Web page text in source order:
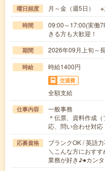
曜日頻度 月～金（週5日） ※
時間
09:00～17:00(実働
きる方も大歓迎！
期間 2026年09月上旬～
時給 時給1400円
交通費
全額支給
仕事内容
一般事務
＊伝票、資料作成
応、問い合わせ対
応募資格
ブランクOK / 英語
＼こんな方におす
業務が好き♪●カン